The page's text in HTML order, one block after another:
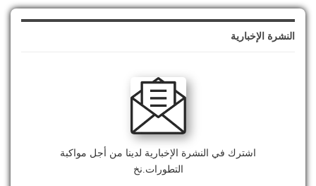
النشرة الإخبارية
اشترك في النشرة الإخبارية لدينا من أجل مواكبة
التطورات.نخ